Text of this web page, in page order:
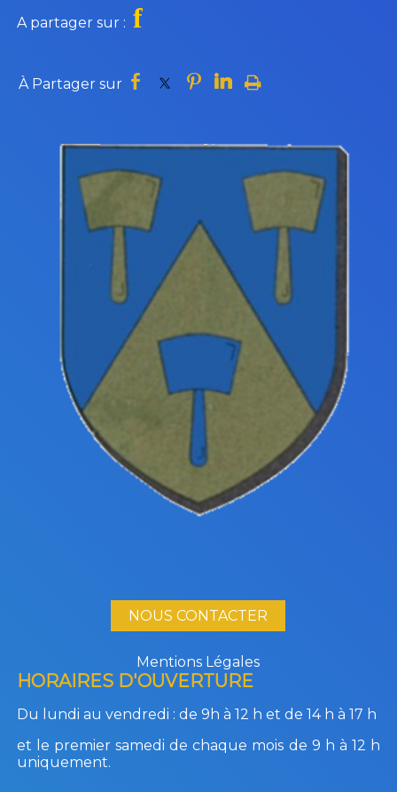
A partager sur : f
NOUS CONTACTER
Mentions Légales
HORAIRES D'OUVERTURE
Du lundi au vendredi : de 9h à 12 h et de 14 h à 17 h
et le premier samedi de chaque mois de 9 h à 12 h
uniquement.